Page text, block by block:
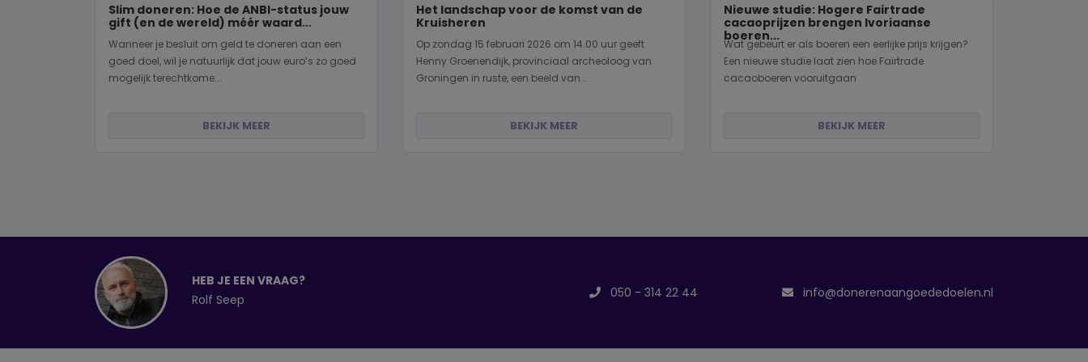
Slim doneren: Hoe de ANBI-status jouw
gift (en de wereld) méér waard...
Wanneer je besluit om geld te doneren aan een
goed doel, wil je natuurlijk dat jouw euro’s zo goed
mogelijk terechtkome...
BEKIJK MEER
Het landschap voor de komst van de
Kruisheren
Op zondag 15 februari 2026 om 14.00 uur geeft
Henny Groenendijk, provinciaal archeoloog van
Groningen in ruste, een beeld van...
BEKIJK MEER
Nieuwe studie: Hogere Fairtrade
cacaoprijzen brengen Ivoriaanse
boeren...
Wat gebeurt er als boeren een eerlijke prijs krijgen?
Een nieuwe studie laat zien hoe Fairtrade
cacaoboeren vooruitgaan
BEKIJK MEER
HEB JE EEN VRAAG?
Rolf Seep
050 - 314 22 44 info@donerenaangoededoelen.nl